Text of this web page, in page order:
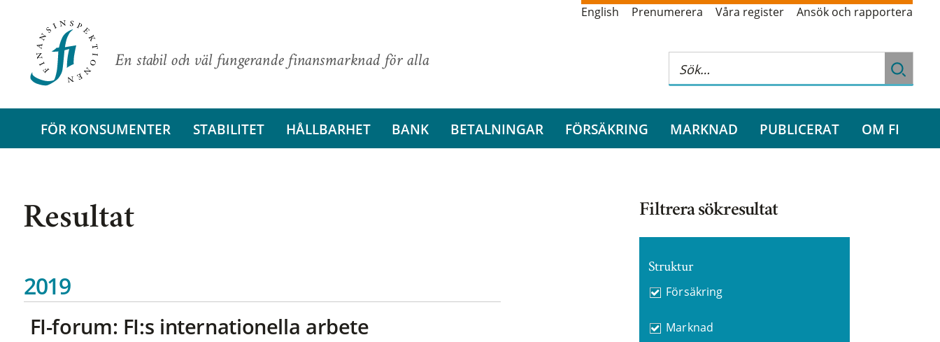
En stabil och väl fungerande finansmarknad för alla
English Prenumerera Våra register Ansök och rapportera
FÖR KONSUMENTER STABILITET HÅLLBARHET BANK BETALNINGAR FÖRSÄKRING MARKNAD PUBLICERAT OM FI
Resultat
2019
FI-forum: FI:s internationella arbete
Filtrera sökresultat
Struktur
Försäkring
Marknad